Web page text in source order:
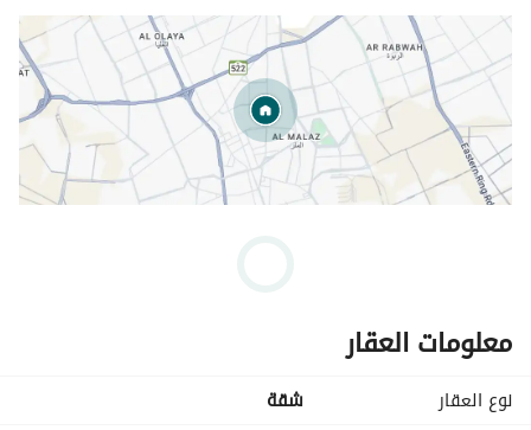
معلومات العقار
نوع العقار
شقة